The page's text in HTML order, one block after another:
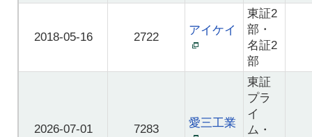
2018-05-16 2722
アイケイ
東証2
部・
名証2
部
2026-07-01 7283 愛三工業
東証
プラ
イ
ム・